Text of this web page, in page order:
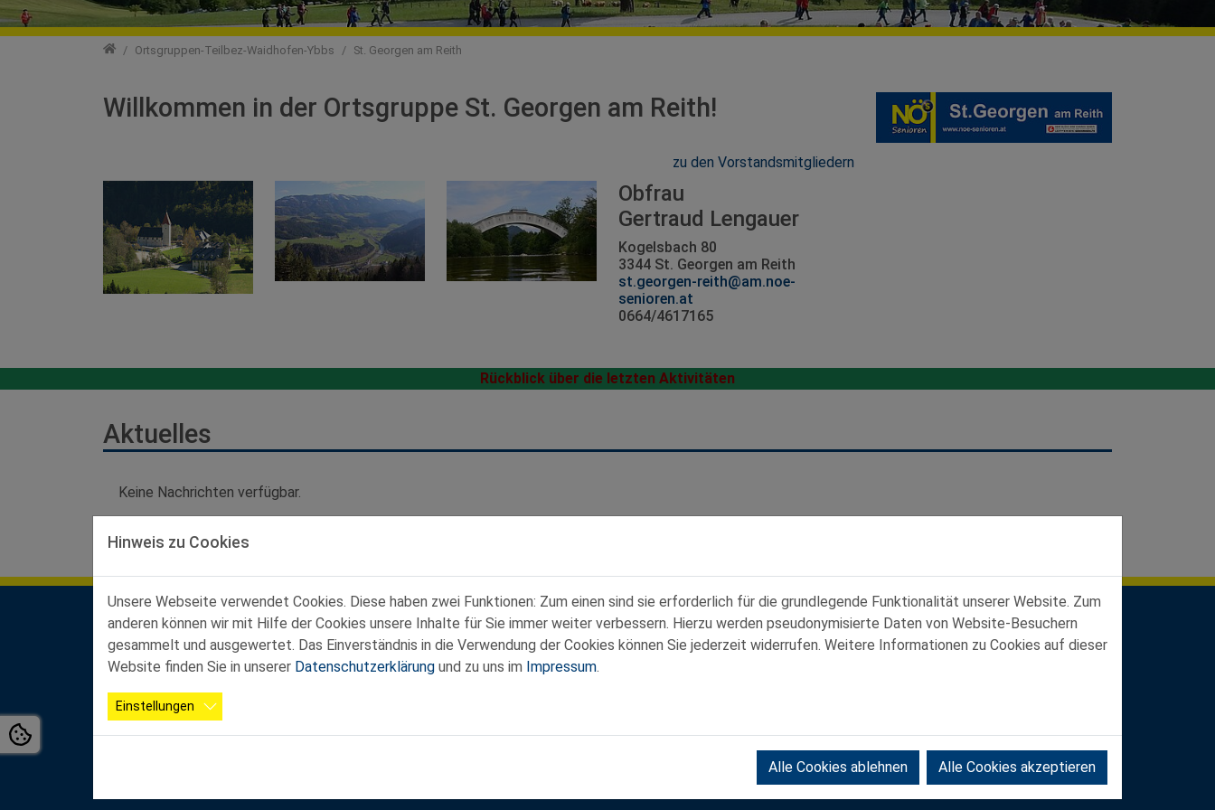
Ortsgruppen
Ortsgruppen-Teilbez-Waidhofen-Ybbs St. Georgen am Reith
Willkommen in der Ortsgruppe St. Georgen am Reith!
zu den Vorstandsmitgliedern
Obfrau
Gertraud Lengauer
Kogelsbach 80
3344 St. Georgen am Reith
st.georgen-reith@am.noe-
senioren.at
0664/4617165
Rückblick über die letzten Aktivitäten
Aktuelles
Keine Nachrichten verfügbar.
Kontakt Landesgeschäftsstelle
Ferstlergasse 4/3, 3100 St. Pölten
Mo-Do von 8:00 - 12:00 Uhr und von 13:00 - 16:00 Uhr
Fr von 8:00 - 12:00 Uhr
Hinweis zu Cookies
Unsere Webseite verwendet Cookies. Diese haben zwei Funktionen: Zum einen sind sie erforderlich für die grundlegende Funktionalität unserer Website. Zum
anderen können wir mit Hilfe der Cookies unsere Inhalte für Sie immer weiter verbessern. Hierzu werden pseudonymisierte Daten von Website-Besuchern
gesammelt und ausgewertet. Das Einverständnis in die Verwendung der Cookies können Sie jederzeit widerrufen. Weitere Informationen zu Cookies auf dieser
Website finden Sie in unserer Datenschutzerklärung und zu uns im Impressum.
Einstellungen
Alle Cookies ablehnen Alle Cookies akzeptieren